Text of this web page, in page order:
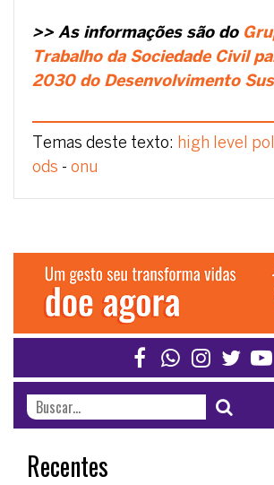
>> As informações são do
Trabalho da Sociedade Civil
2030 do Desenvolvimento
Temas deste texto: high level
ods - onu
Recentes